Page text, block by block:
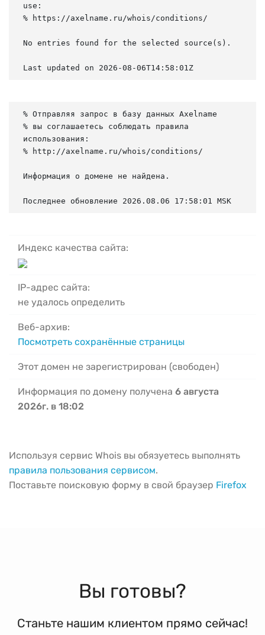
use:
% https://axelname.ru/whois/conditions/
No entries found for the selected source(s).
Last updated on 2026-08-06T14:58:01Z
% Отправляя запрос в базу данных Axelname
% вы соглашаетесь соблюдать правила
использования:
% http://axelname.ru/whois/conditions/
Информация о домене не найдена.
Последнее обновление 2026.08.06 17:58:01 MSK
Индекс качества сайта:
IP-адрес сайта:
не удалось определить
Веб-архив:
Посмотреть сохранённые страницы
Этот домен не зарегистрирован (свободен)
Информация по домену получена 6 августа
2026г. в 18:02
Используя сервис Whois вы обязуетесь выполнять
правила пользования сервисом.
Поставьте поисковую форму в свой браузер Firefox
Вы готовы?
Станьте нашим клиентом прямо сейчас!